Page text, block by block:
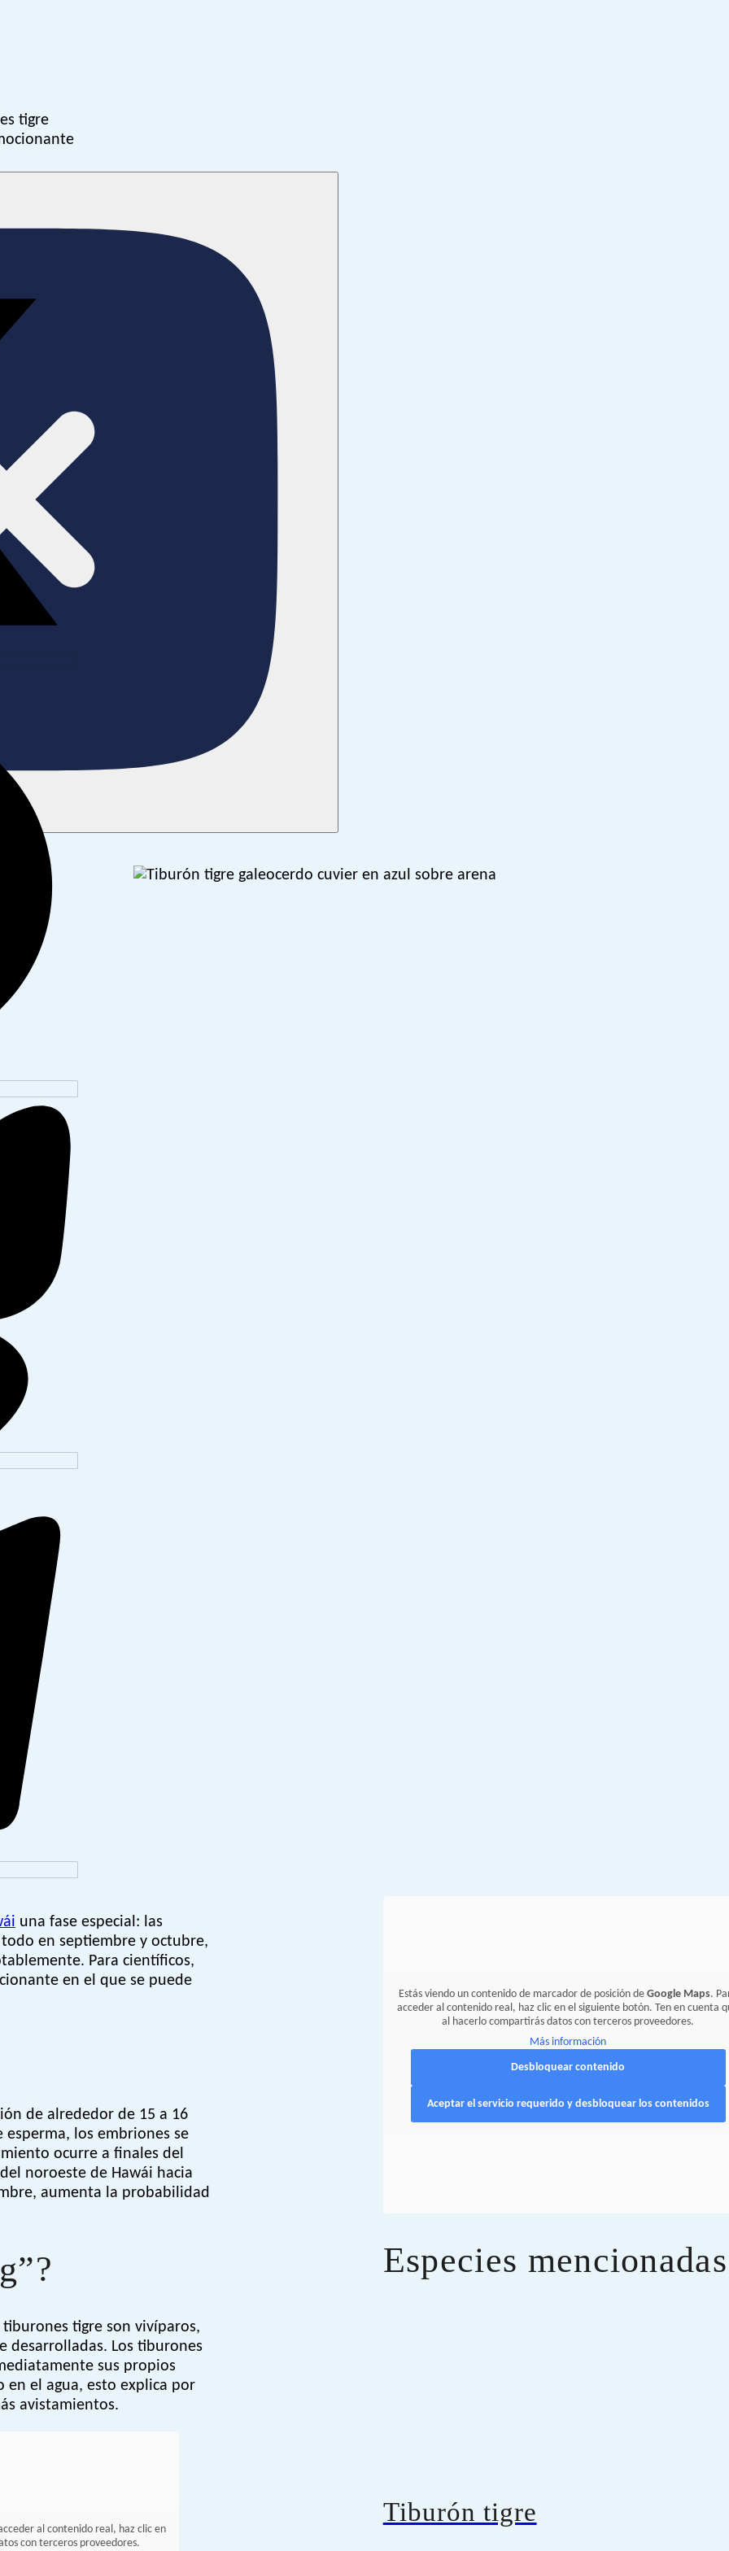
tigre
una fase especial: las
en septiembre y octubre,
Para científicos,
en el que se puede
de alrededor de 15 a 16
esperma, los embriones se
ocurre a finales del
noroeste de Hawái hacia
aumenta la probabilidad
tiburones tigre son vivíparos,
desarrolladas. Los tiburones
sus propios
en el agua, esto explica por
avistamientos.
al contenido real, haz clic en
con terceros proveedores.
Estás viendo un contenido de marcador de posición deGoogle Maps.
acceder al contenido real, haz clic en el siguiente botón. Ten en cuenta
al hacerlo compartirás datos con terceros proveedores.
Más información
Desbloquear contenido
Aceptar el servicio requerido y desbloquear los contenidos
Especies mencionadas
Tiburón tigre